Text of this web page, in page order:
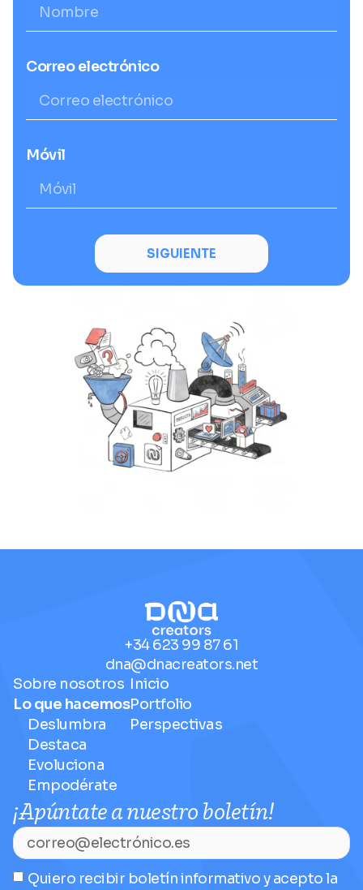
Correo electrónico
Móvil
SIGUIENTE
+34 623 99 87 61
dna@dnacreators.net
Sobre nosotros
Lo que hacemos
Deslumbra
Destaca
Evoluciona
Empodérate
Inicio
Portfolio
Perspectivas
¡Apúntate a nuestro boletín!
Quiero recibir boletín informativo y acepto la